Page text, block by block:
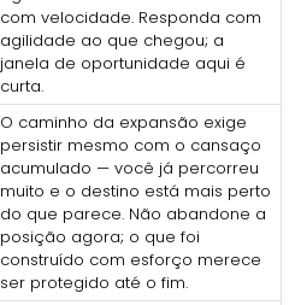
com velocidade. Responda com
agilidade ao que chegou; a
janela de oportunidade aqui é
curta.
O caminho da expansão exige
persistir mesmo com o cansaço
acumulado — você já percorreu
muito e o destino está mais perto
do que parece. Não abandone a
posição agora; o que foi
construído com esforço merece
ser protegido até o fim.